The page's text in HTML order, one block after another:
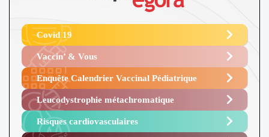
Covid 19
Vaccin’ & Vous
Enquête Calendrier Vaccinal Pédiatrique
Leucodystrophie métachromatique
Risques cardiovasculaires